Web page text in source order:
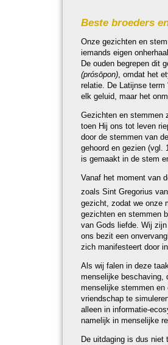
Beste broe­ders
Onze gezichten en
iemands eigen
De ouden begrepen dit
(prósōpon) , omdat het
relatie. De Latijnse
elk geluid, maar het
Gezichten en stemmen
toen Hij ons tot leven
door de stemmen van
gehoord en gezien (vgl.
is gemaakt in de stem
Vanaf het moment van
zoals Sint Gregorius
gezicht, zodat we onze
gezichten en stemmen
van Gods liefde. Wij
ons bezit een
zich mani­fes­teert door
Als wij falen in deze
men­se­lijke bescha­ving,
men­se­lijke stemmen en
vriend­schap te
alleen in in­for­ma­tie-
name­lijk in men­se­lijke
De uit­daging is dus